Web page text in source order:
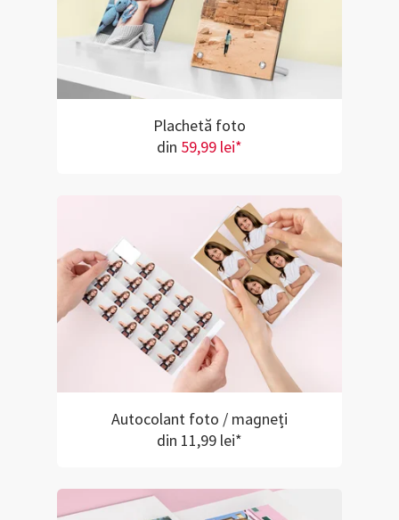
Plachetă foto
din 59,99 lei*
Autocolant foto / magneți
din 11,99 lei*